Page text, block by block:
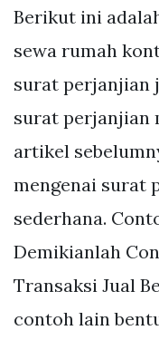
Berikut ini
sewa rumah
surat perjanjian
surat perjanjian
artikel
mengenai surat
sederhana.
Demikianlah
Transaksi Jual
contoh lain